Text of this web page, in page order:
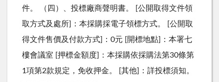
件。 （四）、投標廠商聲明書。 [公開取得文件領
取方式及處所]：本採購採電子領標方式。 [公開取
得文件售價及付款方式]：0元 [開標地點]：本署七
樓會議室 [押標金額度]：本採購依採購法第30條第
1項第2款規定，免收押金。 [其他]：詳投標須知。